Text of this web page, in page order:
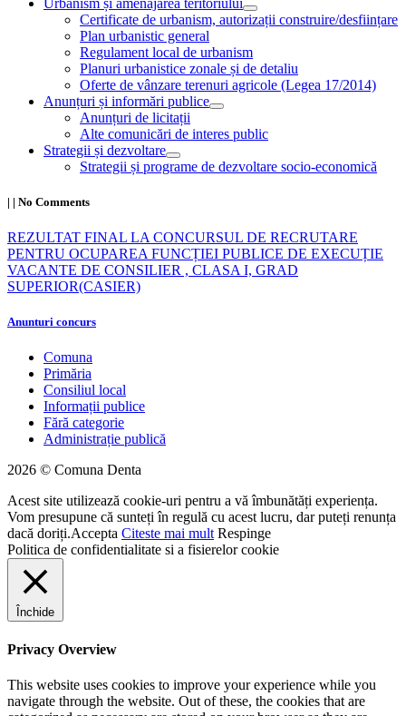
Certificate de urbanism, autorizații construire/desființare
Plan urbanistic general
Regulament local de urbanism
Planuri urbanistice zonale și de detaliu
Oferte de vânzare terenuri agricole (Legea 17/2014)
Anunțuri și informări publice
Anunțuri de licitații
Alte comunicări de interes public
Strategii și dezvoltare
Strategii și programe de dezvoltare socio-economică
| | No Comments
REZULTAT FINAL LA CONCURSUL DE RECRUTARE
PENTRU OCUPAREA FUNCȚIEI PUBLICE DE EXECUȚIE
VACANTE DE CONSILIER , CLASA I, GRAD
SUPERIOR(CASIER)
Anunturi concurs
Comuna
Primăria
Consiliul local
Informații publice
Fără categorie
Administrație publică
2026 © Comuna Denta
Acest site utilizează cookie-uri pentru a vă îmbunătăți experiența.
Vom presupune că sunteți în regulă cu acest lucru, dar puteți renunța
dacă doriți.Accepta Citeste mai mult Respinge
Politica de confidentialitate si a fisierelor cookie
Închide
Privacy Overview
This website uses cookies to improve your experience while you
navigate through the website. Out of these, the cookies that are